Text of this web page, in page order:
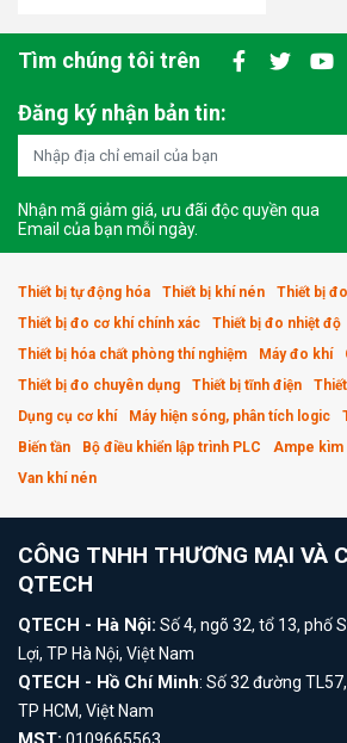
Tìm chúng tôi trên
Đăng ký nhận bản tin:
Nhận mã giảm giá, ưu đãi độc quyền qua
Email của bạn mỗi ngày.
Thiết bị tự động hóa Thiết bị khí nén
Thiết bị
Thiết bị đo cơ khí chính xác
Thiết bị đo nhiệt độ
Thiết bị hóa chất phòng thí nghiệm
Máy đo khí
Thiết bị đo chuyên dụng
Thiết bị tĩnh điện
Dụng cụ cơ khí
Máy hiện sóng, phân tích logic
Biến tần
Bộ điều khiển lập trình PLC Ampe kìm
Van khí nén
CÔNG TNHH THƯƠNG MẠI VÀ
QTECH
QTECH - Hà Nội: Số 4, ngõ 32, tổ 13, phố
Lợi, TP Hà Nội, Việt Nam
QTECH - Hồ Chí Minh: Số 32 đường
TP HCM, Việt Nam
0109665563